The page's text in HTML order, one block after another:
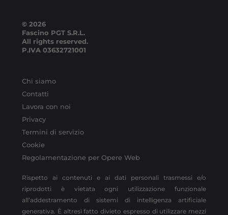
© 2026
Fascino PGT S.R.L.
All rights reserved.
P.IVA 03632721001
Chi siamo
Contatti
Lavora con noi
Privacy
Termini di servizio
Cookie
Regolamentazione per Opere Web
Rispetto ai contenuti e ai dati personali trasmessi e/o
riprodotti è vietata ogni utilizzazione funzionale
all’addestramento di sistemi di intelligenza artificiale
generativa. È altresì fatto divieto espresso di utilizzare mezzi